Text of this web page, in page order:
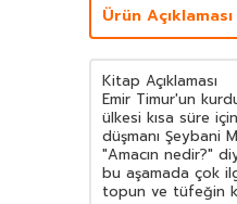
Ürün Açıklaması
Kitap Açıklaması
Emir Timur'un
ülkesi kısa süre
düşmanı Şeybani
"Amacın nedir?"
bu aşamada çok
topun ve tüfeğin